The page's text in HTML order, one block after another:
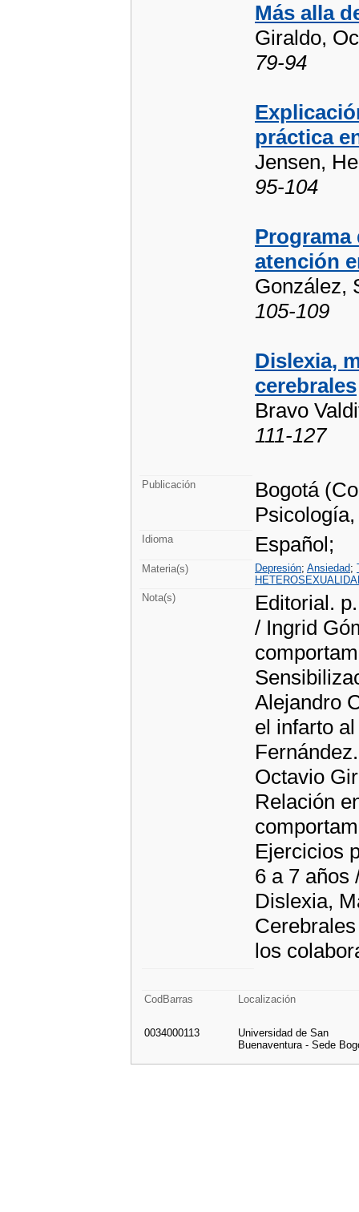
Más alla
Giraldo,
79-94
práctica
Jensen,
95-104
Programa
atención
González,
105-109
Dislexia,
cerebrales
Bravo
111-127
Publicación
Bogotá
Idioma Español;
Materia(s) Depresión; Ansiedad;
Nota(s)
Editorial.
/ Ingrid
Alejandro
el infarto
Octavio
Relación
Ejercicios
6 a 7 años
Dislexia,
los
CodBarras Localización
0034000113
Universidad de San
Buenaventura - Sede